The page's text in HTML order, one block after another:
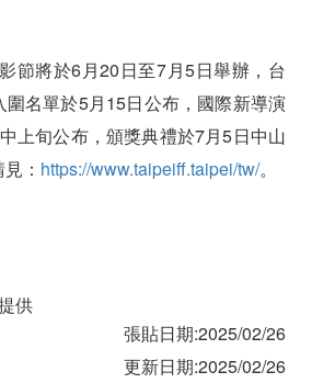
節將於6月20日至7月5日舉辦，台
名單於5月15日公布，國際新導演
上旬公布，頒獎典禮於7月5日中山
： https://www.taipeiff.taipei/tw/。
供
張貼日期:2025/02/26
更新日期:2025/02/26